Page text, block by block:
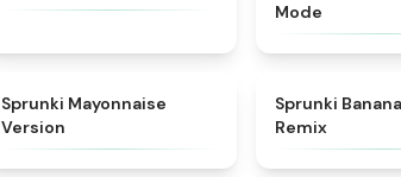
Mode
Sprunki Mayonnaise
Version
Sprunki
Remix